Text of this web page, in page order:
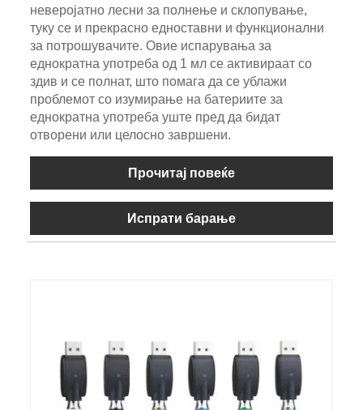
неверојатно лесни за полнење и склопување,
туку се и прекрасно едноставни и функционални
за потрошувачите. Овие испарувања за
еднократна употреба од 1 мл се активираат со
здив и се полнат, што помага да се ублажи
проблемот со изумирање на батериите за
еднократна употреба уште пред да бидат
отворени или целосно завршени.
Прочитај повеќе
Испрати барање